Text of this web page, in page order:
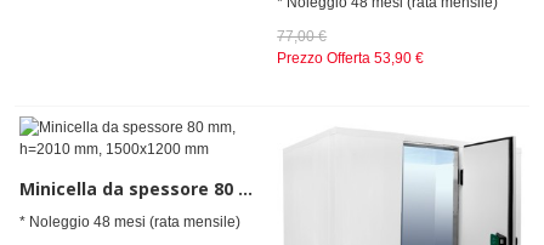
77,00 €
Prezzo Offerta 53,90 €
Minicella da spessore 80 mm, h=2010 mm, 1500x1200 mm
* Noleggio 48 mesi (rata mensile)